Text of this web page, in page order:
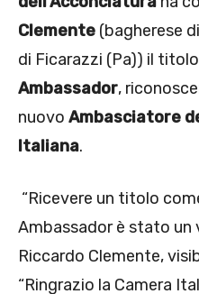
Clemente (bagherese
di Ficarazzi (Pa)) il
Ambassador,
nuovo Ambasciatore
Italiana.
“Ricevere un titolo
Ambassador è stato un
Riccardo Clemente,
“Ringrazio la Camera